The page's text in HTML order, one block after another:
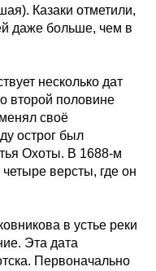
Казаки отметили,
даже больше, чем в
несколько дат
второй половине
своё
острог был
Охоты. В 1688-м
версты, где он
в устье реки
Эта дата
Первоначально